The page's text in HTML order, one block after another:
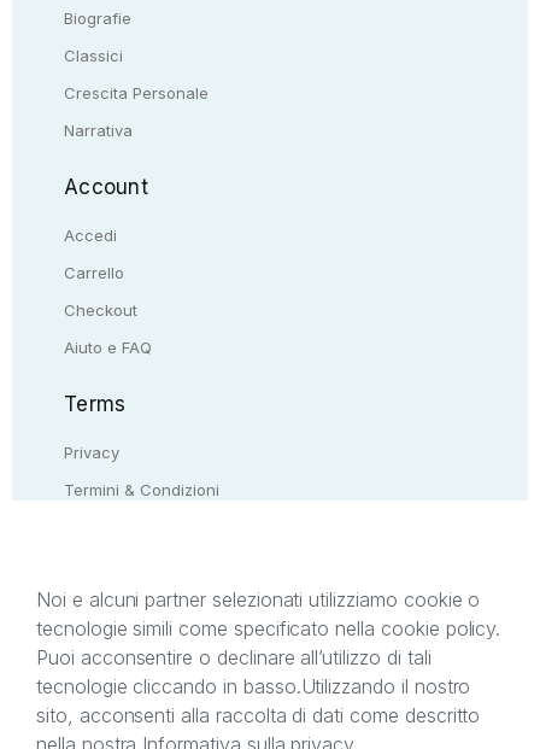
Biografie
Classici
Crescita Personale
Narrativa
Account
Accedi
Carrello
Checkout
Aiuto e FAQ
Terms
Privacy
Termini & Condizioni
Il presente sito web è di proprietà di StreetLib S.r.l.
titolare di tutti i diritti di proprietà intellettuale
afferenti ai marchi, loghi e segni distintivi presenti
sul sito web. Si invita l’utente a prendere visione
Noi e alcuni partner selezionati utilizziamo cookie o
tecnologie simili come specificato nella cookie policy.
Puoi acconsentire o declinare all’utilizzo di tali
tecnologie cliccando in basso.Utilizzando il nostro
sito, acconsenti alla raccolta di dati come descritto
nella nostra Informativa sulla privacy.